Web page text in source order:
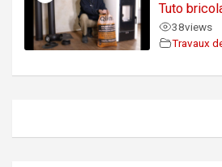
Tuto
38views
Travaux